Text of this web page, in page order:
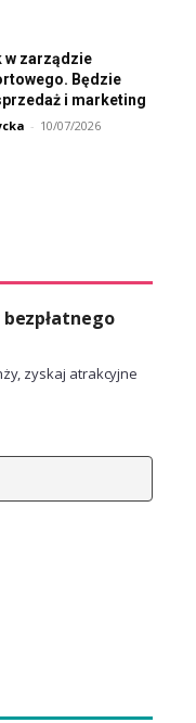
w zarządzie
Będzie
i marketing
- 10/07/2026
zyskaj atrakcyjne